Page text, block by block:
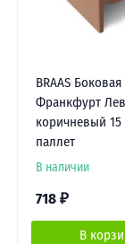
BRAAS
Франкфурт
коричневый
паллет
В наличии
718 ₽
В